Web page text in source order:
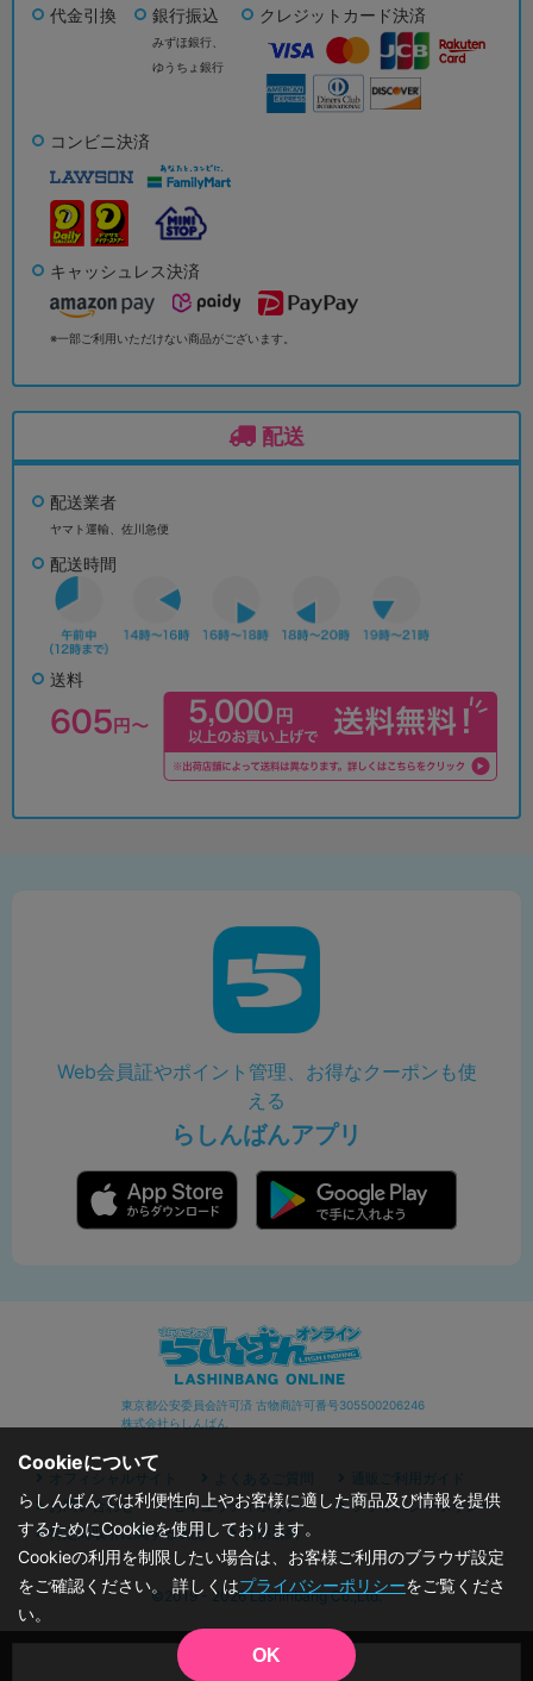
品切状態
代金引換 銀行振込
みずほ銀行、
ゆうちょ銀行
クレジットカード決済
コンビニ決済
キャッシュレス決済
※一部ご利用いただけない商品がございます。
配送
配送業者
ヤマト運輸、佐川急便
配送時間
送料
Web会員証やポイント管理、お得なクーポンも使
える
らしんばんアプリ
東京都公安委員会許可済 古物商許可番号305500206246
株式会社らしんばん
オフィシャルサイト よくあるご質問
通販ご利用ガイド
お問い合わせ
セキュリティポリシー
プライバシーポリシー
特定商取引に関する表記
利用規約
©2019 - 2026 Lashinbang Co.,Ltd.
Cookieについて
らしんばんでは利便性向上やお客様に適した商品及び情報を提供
するためにCookieを使用しております。
Cookieの利用を制限したい場合は、お客様ご利用のブラウザ設定
をご確認ください。 詳しくはプライバシーポリシーをご覧くださ
い。
OK